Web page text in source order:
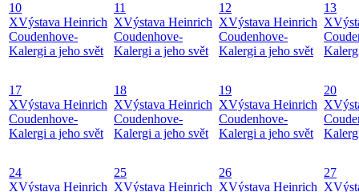
10
XVýstava Heinrich
Coudenhove-
Kalergi a jeho svět
11
XVýstava Heinrich
Coudenhove-
Kalergi a jeho svět
12
XVýstava Heinrich
Coudenhove-
Kalergi a jeho svět
13
X
17
XVýstava Heinrich
Coudenhove-
Kalergi a jeho svět
18
XVýstava Heinrich
Coudenhove-
Kalergi a jeho svět
19
XVýstava Heinrich
Coudenhove-
Kalergi a jeho svět
20
X
24
XVýstava Heinrich
25
XVýstava Heinrich
26
XVýstava Heinrich
27
X